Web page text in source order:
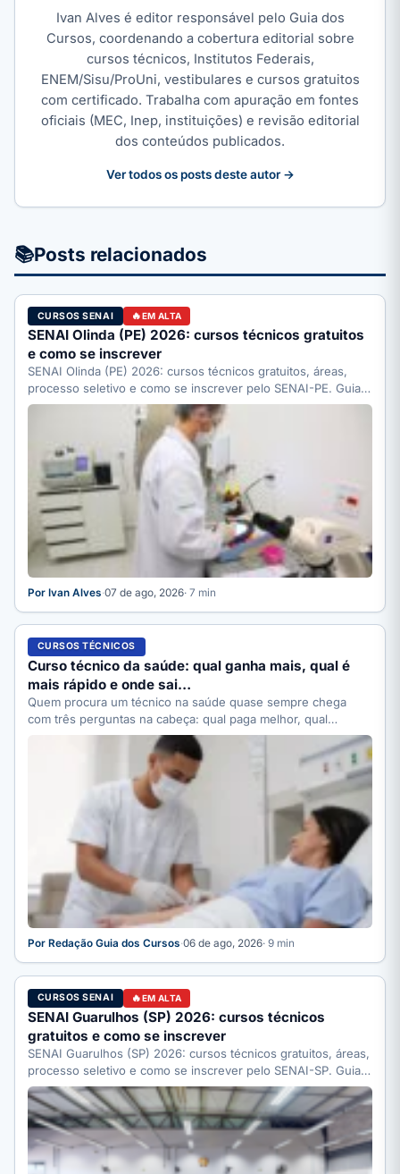
Ivan Alves é editor responsável pelo Guia dos
Cursos, coordenando a cobertura editorial sobre
cursos técnicos, Institutos Federais,
ENEM/Sisu/ProUni, vestibulares e cursos gratuitos
com certificado. Trabalha com apuração em fontes
oficiais (MEC, Inep, instituições) e revisão editorial
dos conteúdos publicados.
Ver todos os posts deste autor →
📚Posts relacionados
CURSOS SENAI EM ALTA
SENAI Olinda (PE) 2026: cursos técnicos gratuitos
e como se inscrever
SENAI Olinda (PE) 2026: cursos técnicos gratuitos, áreas,
processo seletivo e como se inscrever pelo SENAI-PE. Guia
completo.
Por Ivan Alves·07 de ago, 2026· 7 min
CURSOS TÉCNICOS
Curso técnico da saúde: qual ganha mais, qual é
mais rápido e onde sai…
Quem procura um técnico na saúde quase sempre chega
com três perguntas na cabeça: qual paga melhor, qual…
Por Redação Guia dos Cursos·06 de ago, 2026· 9 min
CURSOS SENAI EM ALTA
SENAI Guarulhos (SP) 2026: cursos técnicos
gratuitos e como se inscrever
SENAI Guarulhos (SP) 2026: cursos técnicos gratuitos, áreas,
processo seletivo e como se inscrever pelo SENAI-SP. Guia
completo.